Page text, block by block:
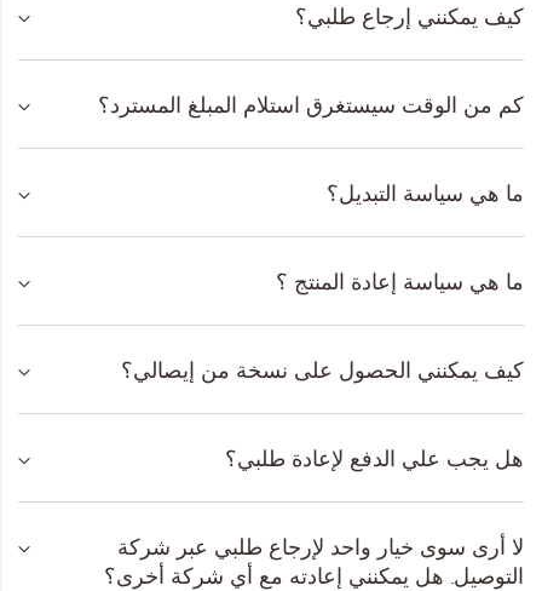
ملابس العمل
كيف يمكنني إرجاع طلبي؟
كم من الوقت سيستغرق استلام المبلغ المسترد؟
ما هي سياسة التبديل؟
ما هي سياسة إعادة المنتج ؟
كيف يمكنني الحصول على نسخة من إيصالي؟
هل يجب علي الدفع لإعادة طلبي؟
لا أرى سوى خيار واحد لإرجاع طلبي عبر شركة
التوصيل. هل يمكنني إعادته مع أي شركة أخرى؟